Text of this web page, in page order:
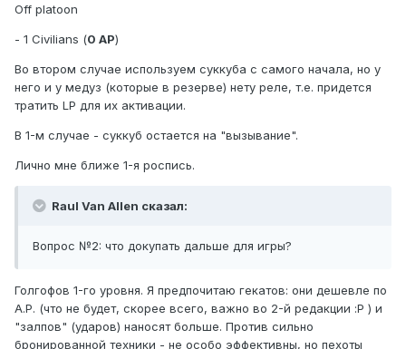
Off platoon
- 1 Civilians (0 AP)
Во втором случае используем суккуба с самого начала, но у
него и у медуз (которые в резерве) нету реле, т.е. придется
тратить LP для их активации.
В 1-м случае - суккуб остается на "вызывание".
Лично мне ближе 1-я роспись.
Raul Van Allen сказал:
Вопрос №2: что докупать дальше для игры?
Голгофов 1-го уровня. Я предпочитаю гекатов: они дешевле по
A.P. (что не будет, скорее всего, важно во 2-й редакции :P ) и
"залпов" (ударов) наносят больше. Против сильно
бронированной техники - не особо эффективны, но пехоты